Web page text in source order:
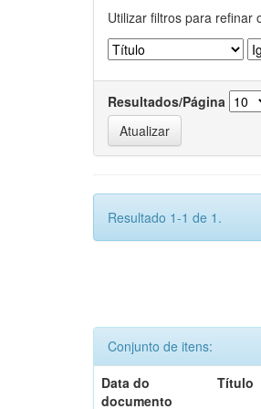
Utilizar filtros para refinar
Resultados/Página
Resultado 1-1 de 1.
Conjunto de itens:
Data do
documento
Título